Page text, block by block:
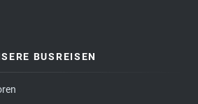
BUSREISEN